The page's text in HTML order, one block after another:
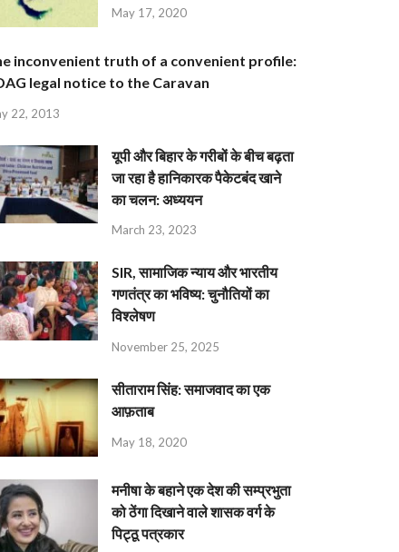
May 17, 2020
inconvenient truth of a convenient profile:
legal notice to the Caravan
22, 2013
यूपी और बिहार के गरीबों के बीच बढ़ता
जा रहा है हानिकारक पैकेटबंद खाने
का चलन: अध्ययन
March 23, 2023
SIR, सामाजिक न्याय और भारतीय
गणतंत्र का भविष्य: चुनौतियों का
विश्लेषण
November 25, 2025
सीताराम सिंह: समाजवाद का एक
आफ़ताब
May 18, 2020
मनीषा के बहाने एक देश की सम्प्रभुता
को ठेंगा दिखाने वाले शासक वर्ग के
पिट्ठू पत्रकार